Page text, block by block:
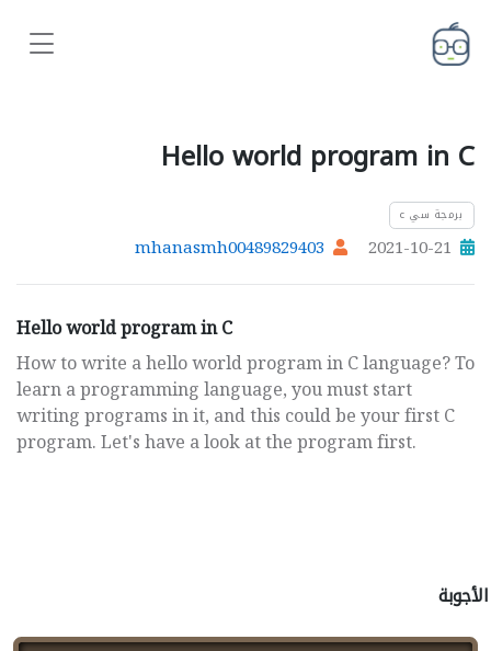
Hello world program in C
برمجة سي c
2021-10-21
mhanasmh00489829403
Hello world program in C
How to write a hello world program in C language? To
learn a programming language, you must start
writing programs in it, and this could be your first C
program. Let's have a look at the program first.
الأجوبة